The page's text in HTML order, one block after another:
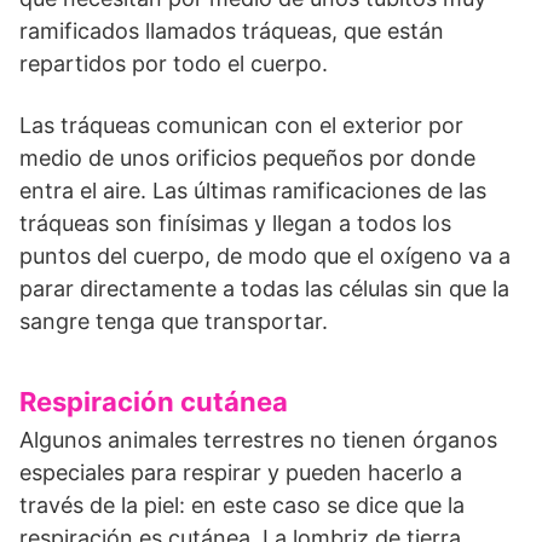
ramificados llamados tráqueas, que están
repartidos por todo el cuerpo.
Las tráqueas comunican con el exterior por
medio de unos orificios pequeños por donde
entra el aire. Las últimas ramificaciones de las
tráqueas son finísimas y llegan a todos los
puntos del cuerpo, de modo que el oxígeno va a
parar directamente a todas las células sin que la
sangre tenga que transportar.
Respiración cutánea
Algunos animales terrestres no tienen órganos
especiales para respirar y pueden hacerlo a
través de la piel: en este caso se dice que la